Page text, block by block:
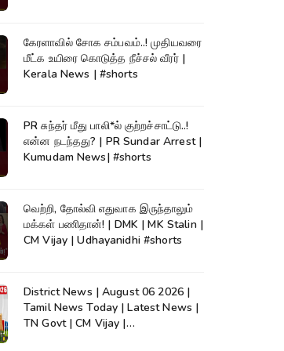
கேரளாவில் சோக சம்பவம்..! முதியவரை
மீட்க உயிரை கொடுத்த நீச்சல் வீரர் |
Kerala News | #shorts
PR சுந்தர் மீது பாலி*ல் குற்றச்சாட்டு..!
என்ன நடந்தது? | PR Sundar Arrest |
Kumudam News| #shorts
வெற்றி, தோல்வி எதுவாக இருந்தாலும்
மக்கள் பணிதான்! | DMK | MK Stalin |
CM Vijay | Udhayanidhi #shorts
District News | August 06 2026 |
Tamil News Today | Latest News |
TN Govt | CM Vijay |